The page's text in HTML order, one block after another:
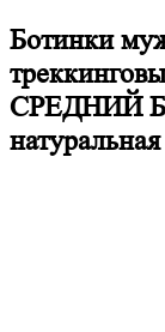
Ботинки
СРЕДНИЙ